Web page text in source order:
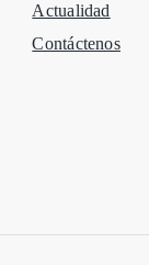
Actualidad
Contáctenos